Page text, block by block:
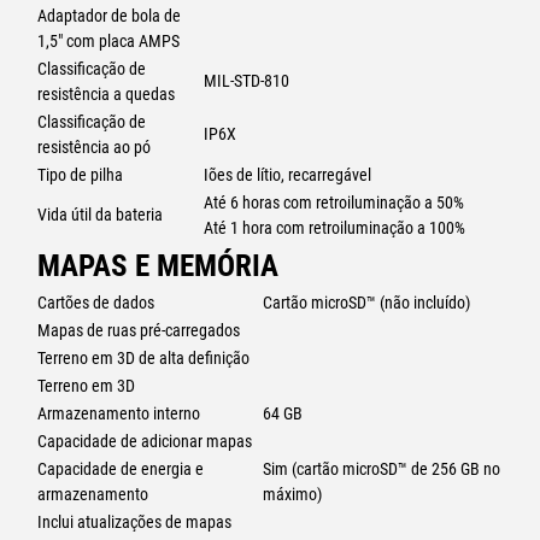
Utilize a aplicação para dispositivos móveis Tread para sincronizar
facilmente pontos de passagem, trajetos, rotas e coleções entre o seu
dispositivo móvel e o equipamento de navegação por satélite Tread 2.
SENSORES ABC
Para orientação em terrenos difíceis, os sensores incorporados
incluem altímetro, barómetro e bússola.
PREVISÕES METEOROLÓGICAS EM TEMPO REAL
Que condições meteorológicas nos esperam? Emparelhe o Tread 2
com o seu smartphone compatível e transfira a aplicação Tread para
tempestade, imagens animadas de radar e muito mais.
MÚSICA EM VIAGEM
Um leitor de multimédia incorporado permite controlar facilmente a
música carregada no seu smartphone compatível no ecrã do
equipamento de navegação por satélite e ouvir as suas músicas
através do capacete ou do auricular com tecnologia BLUETOOTH®.
caixa de comutação digital
Ative o controlo no ecrã para o sistema eletrónico de 12 volts do
Adaptador de bola de
1,5" com placa AMPS
Classificação de
resistência a quedas
MIL-STD-810
Classificação de
resistência ao pó
IP6X
Tipo de pilha Iões de lítio, recarregável
Vida útil da bateria
Até 6 horas com retroiluminação a 50%
Até 1 hora com retroiluminação a 100%
MAPAS E MEMÓRIA
Cartões de dados
Cartão microSD™ (não incluído)
Mapas de ruas pré-carregados
Terreno em 3D de alta definição
Terreno em 3D
Armazenamento interno
64 GB
Capacidade de adicionar mapas
Capacidade de energia e
armazenamento
Sim (cartão microSD™ de 256 GB no
máximo)
Inclui atualizações de mapas